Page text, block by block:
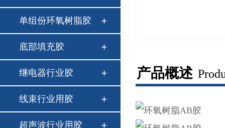
单组份环氧树脂胶
底部填充胶
继电器行业胶
线束行业用胶
超声波行业用胶
产品概述